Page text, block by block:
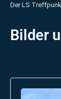
Der LS
Bilder